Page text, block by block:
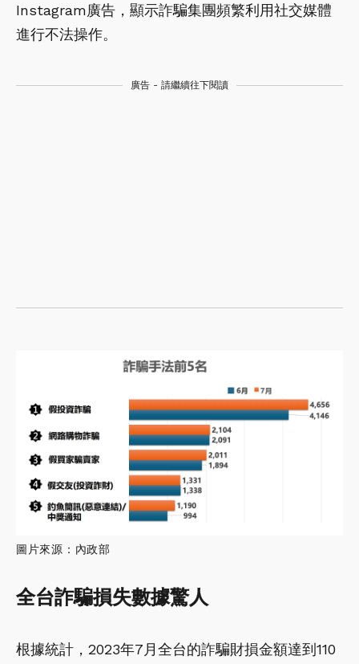
Instagram廣告，顯示詐騙集團頻繁利用社交媒體
進行不法操作。
廣告 - 請繼續往下閱讀
圖片來源：內政部
全台詐騙損失數據驚人
根據統計，2023年7月全台的詐騙財損金額達到110